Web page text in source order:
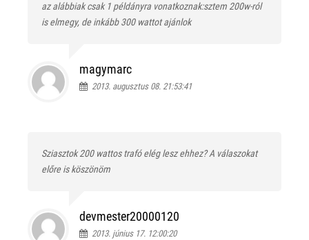
az alábbiak csak 1 példányra vonatkoznak:sztem 200w-ról
is elmegy, de inkább 300 wattot ajánlok
magymarc
2013. augusztus 08. 21:53:41
Sziasztok 200 wattos trafó elég lesz ehhez?A válaszokat
előre is köszönöm
devmester20000120
2013. június 17. 12:00:20